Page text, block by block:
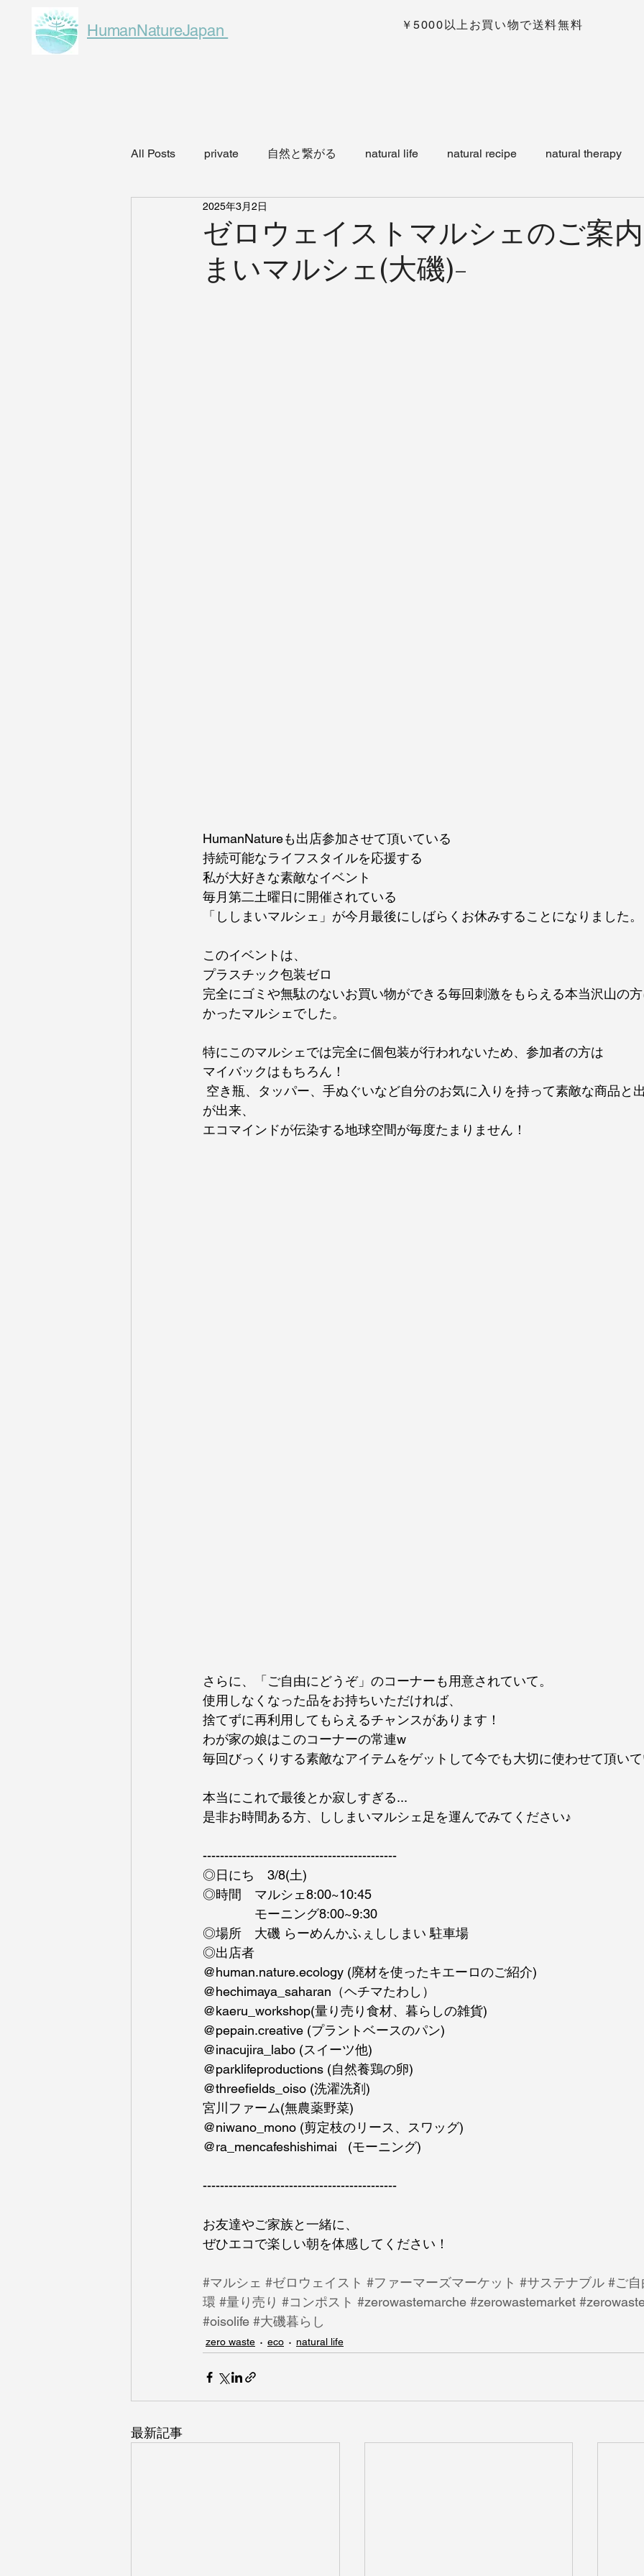
HumanNatureJapan ￥5000以上お買い物で送料無料
All Posts private 自然と繋がる natural life natural recipe natural therapy
こどもと自然あそび
ゼロウェイストマルシェのご案
まいマルシェ(大磯)-
2025年3月2日
HumanNatureも出店参加させて頂いている
持続可能なライフスタイルを応援する
私が大好きな素敵なイベント
毎月第二土曜日に開催されている
「ししまいマルシェ」が今月最後にしばらくお休みすることになりました。
このイベントは、
プラスチック包装ゼロ
完全にゴミや無駄のないお買い物ができる毎回刺激をもらえる本当沢山の
かったマルシェでした。
特にこのマルシェでは完全に個包装が行われないため、参加者の方は
マイバックはもちろん！
が出来、
エコマインドが伝染する地球空間が毎度たまりません！
さらに、「ご自由にどうぞ」のコーナーも用意されていて。
使用しなくなった品をお持ちいただければ、
捨てずに再利用してもらえるチャンスがあります！
わが家の娘はこのコーナーの常連w
毎回びっくりする素敵なアイテムをゲットして今でも大切に使わせて頂い
本当にこれで最後とか寂しすぎる...
是非お時間ある方、ししまいマルシェ足を運んでみてください♪
---------------------------------------------
◎日にち　3/8(土)
◎時間　マルシェ8:00~10:45
モーニング8:00~9:30
◎場所　大磯 らーめんかふぇししまい 駐車場
◎出店者
@human.nature.ecology (廃材を使ったキエーロのご紹介)
@hechimaya_saharan（ヘチマたわし）
@kaeru_workshop(量り売り食材、暮らしの雑貨)
@pepain.creative (プラントベースのパン)
@inacujira_labo (スイーツ他)
@parklifeproductions (自然養鶏の卵)
@threefields_oiso (洗濯洗剤)
宮川ファーム(無農薬野菜)
@niwano_mono (剪定枝のリース、スワッグ)
@ra_mencafeshishimai   (モーニング)
---------------------------------------------
お友達やご家族と一緒に、
ぜひエコで楽しい朝を体感してください！
#マルシェ #ゼロウェイスト #ファーマーズマーケット #サステナブル #ご
環 #量り売り #コンポスト #zerowastemarche #zerowastemarket
#oisolife #大磯暮らし
zero waste eco natural life
最新記事